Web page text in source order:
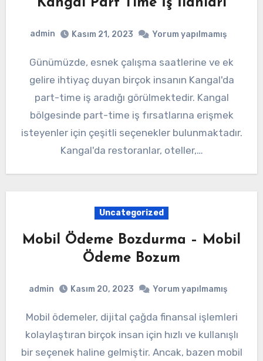
Kangal Part Time İş İlanları
admin Kasım 21, 2023 Yorum yapılmamış
Günümüzde, esnek çalışma saatlerine ve ek
gelire ihtiyaç duyan birçok insanın Kangal'da
part-time iş aradığı görülmektedir. Kangal
bölgesinde part-time iş fırsatlarına erişmek
isteyenler için çeşitli seçenekler bulunmaktadır.
Kangal'da restoranlar, oteller,…
Uncategorized
Mobil Ödeme Bozdurma – Mobil
Ödeme Bozum
admin Kasım 20, 2023 Yorum yapılmamış
Mobil ödemeler, dijital çağda finansal işlemleri
kolaylaştıran birçok insan için hızlı ve kullanışlı
bir seçenek haline gelmiştir. Ancak, bazen mobil